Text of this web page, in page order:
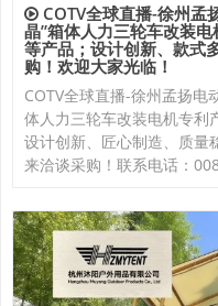
COTV全球直播-徐州孟
晶”箱体人力三轮车改装
等产品；设计创新、款式
购！欢迎大家光临！
COTV全球直播-徐州孟扬电
体人力三轮车改装电机专利
设计创新、匠心制造、质量
来洽谈采购！联系电话：